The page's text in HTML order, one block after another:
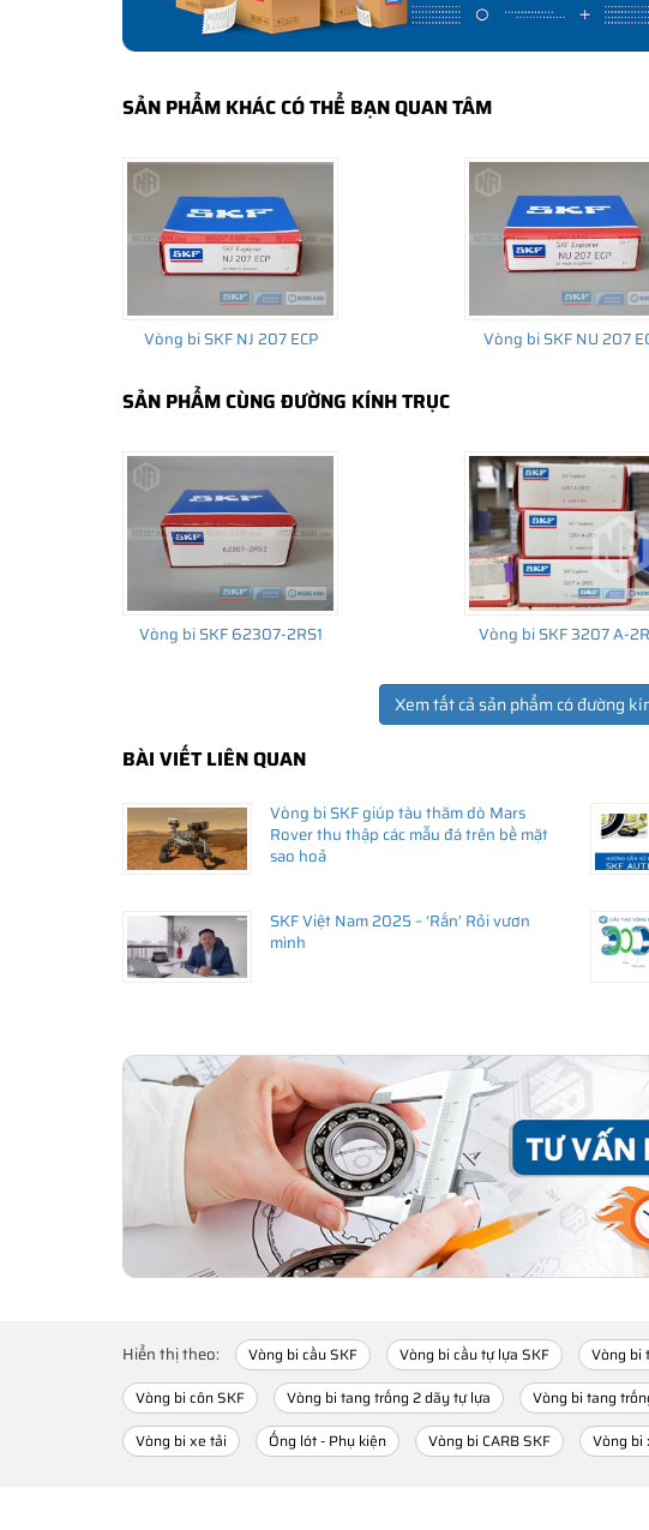
Mua hàng tại các đại lý ủy quyền của SKF để yên tâm về nguồn gốc
✅ Những cách phân biệt vòng bi SKF giả bằng mắt thường
✅Cảnh báo của chuyên gia SKF về vòng bi SKF giả
•Vòng bi SKF chính hãng, Những lưu ý cơ bản trước khi mua hàng
•Xuất xứ vòng bi SKF chính hãng ở đâu?
•
SẢN PHẨM KHÁC CÓ THỂ BẠN QUAN TÂM
Vòng bi SKF NJ 207 ECP Vòng bi SKF NU 207
SẢN PHẨM CÙNG ĐƯỜNG KÍNH TRỤC
Vòng bi SKF 62307-2RS1 Vòng bi SKF 3207 A-
Xem tất cả sản phẩm có đường
BÀI VIẾT LIÊN QUAN
Vòng bi SKF giúp tàu thăm dò Mars
Rover thu thập các mẫu đá trên bề mặt
sao hoả
SKF Việt Nam 2025 – ‘Rắn’ Rỏi vươn
mình
Hiển thị theo: Vòng bi cầu SKF Vòng bi cầu tự lựa SKF Vòng bi
Vòng bi côn SKF
Vòng bi tang trống 2 dãy tự lựa Vòng bi tang
Vòng bi xe tải
Ống lót - Phụ kiện Vòng bi CARB SKF Vòng bi